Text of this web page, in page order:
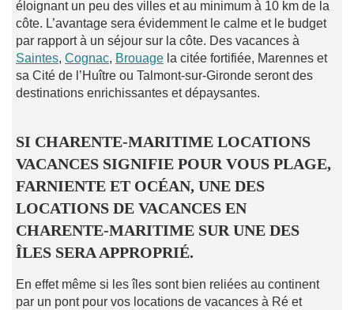
éloignant un peu des villes et au minimum à 10 km de la
côte. L’avantage sera évidemment le calme et le budget
par rapport à un séjour sur la côte. Des vacances à
Saintes, Cognac, Brouage la citée fortifiée, Marennes et
sa Cité de l’Huître ou Talmont-sur-Gironde seront des
destinations enrichissantes et dépaysantes.
SI CHARENTE-MARITIME LOCATIONS
VACANCES SIGNIFIE POUR VOUS PLAGE,
FARNIENTE ET OCÉAN, UNE DES
LOCATIONS DE VACANCES EN
CHARENTE-MARITIME SUR UNE DES
ÎLES SERA APPROPRIÉ.
En effet même si les îles sont bien reliées au continent
par un pont pour vos locations de vacances à Ré et